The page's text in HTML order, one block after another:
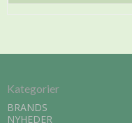
Kategorier
BRANDS
NYHEDER